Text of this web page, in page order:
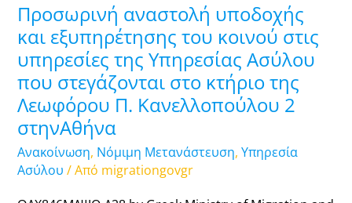
Προσωρινή αναστολή υποδοχής
και εξυπηρέτησης του κοινού στις
υπηρεσίες της Υπηρεσίας Ασύλου
που στεγάζονται στο κτήριο της
Λεωφόρου Π. Κανελλοπούλου 2
στηνΑθήνα
Ανακοίνωση, Νόμιμη Μετανάστευση, Υπηρεσία
Ασύλου / Από migrationgovgr
Υπηρεσίας
Ασύλου
που
στεγάζονται
στο
κτήριο
Λεωφόρου